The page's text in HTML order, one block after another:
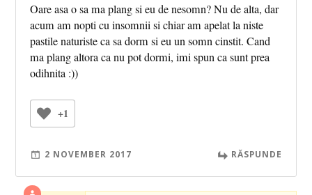
Oare asa o sa ma plang si eu de nesomn? Nu de alta, dar
acum am nopti cu insomnii si chiar am apelat la niste
pastile naturiste ca sa dorm si eu un somn cinstit. Cand
ma plang altora ca nu pot dormi, imi spun ca sunt prea
odihnita :))
+1
2 NOVEMBER 2017 RĂSPUNDE